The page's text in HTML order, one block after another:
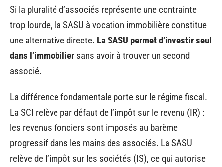
Si la pluralité d’associés représente une contrainte
trop lourde, la SASU à vocation immobilière constitue
une alternative directe. La SASU permet d’investir seul
dans l’immobilier sans avoir à trouver un second
associé.
La différence fondamentale porte sur le régime fiscal.
La SCI relève par défaut de l’impôt sur le revenu (IR) :
les revenus fonciers sont imposés au barème
progressif dans les mains des associés. La SASU
relève de l’impôt sur les sociétés (IS), ce qui autorise